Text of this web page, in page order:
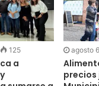
125
a
agosto
precios